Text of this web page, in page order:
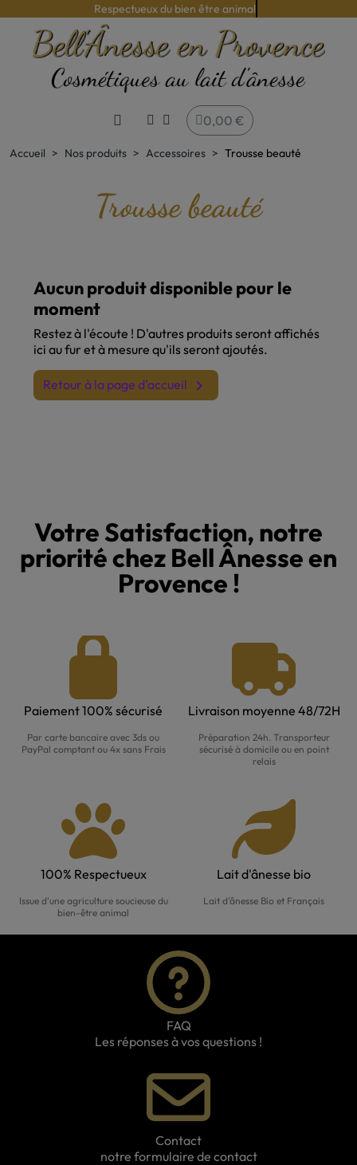
Respectueux du bien être animal
0,00 €
Accueil Nos produits Accessoires Trousse beauté
Trousse beauté
Aucun produit disponible pour le
moment
Restez à l'écoute ! D'autres produits seront affichés
ici au fur et à mesure qu'ils seront ajoutés.
Retour à la page d'accueil 
Votre Satisfaction, notre
priorité chez Bell Ânesse en
Provence !
Paiement 100% sécurisé
Par carte bancaire avec 3ds ou
PayPal comptant ou 4x sans Frais
Livraison moyenne 48/72H
Préparation 24h. Transporteur
sécurisé à domicile ou en point
relais
100% Respectueux
Issue d'une agriculture soucieuse du
bien-être animal
Lait d'ânesse bio
Lait d'ânesse Bio et Français
FAQ
Les réponses à vos questions !
Contact
notre formulaire de contact